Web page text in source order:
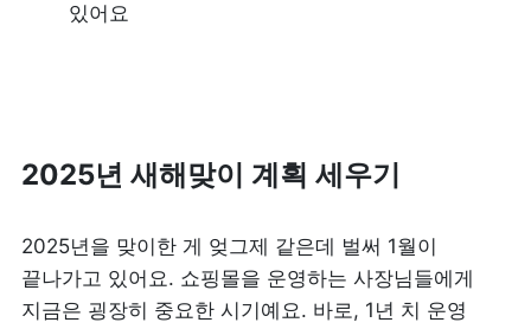
있어요
2025년 새해맞이 계획 세우기
2025년을 맞이한 게 엊그제 같은데 벌써 1월이
끝나가고 있어요. 쇼핑몰을 운영하는 사장님들에게
지금은 굉장히 중요한 시기예요. 바로, 1년 치 운영